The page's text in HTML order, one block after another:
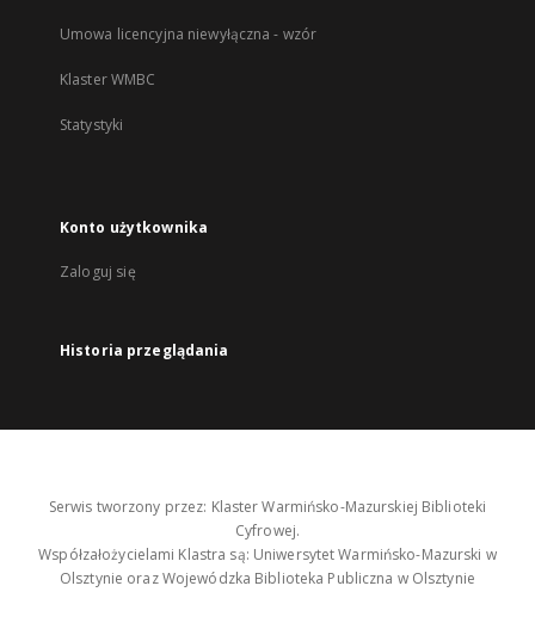
Umowa licencyjna niewyłączna - wzór
Klaster WMBC
Statystyki
Konto użytkownika
Zaloguj się
Historia przeglądania
Serwis tworzony przez: Klaster Warmińsko-Mazurskiej Biblioteki
Cyfrowej.
Współzałożycielami Klastra są: Uniwersytet Warmińsko-Mazurski w
Olsztynie oraz Wojewódzka Biblioteka Publiczna w Olsztynie